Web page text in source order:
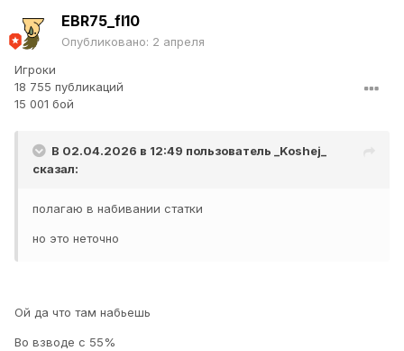
EBR75_fl10
Опубликовано: 2 апреля
Игроки
18 755 публикаций
15 001 бой
В 02.04.2026 в 12:49 пользователь _Koshej_
сказал:
полагаю в набивании статки
но это неточно
Ой да что там набьешь
Во взводе с 55%